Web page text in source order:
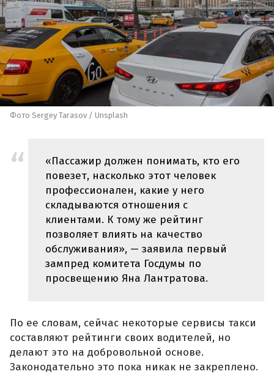
Фото Sergey Tarasov / Unsplash
«Пассажир должен понимать, кто его
повезет, насколько этот человек
профессионален, какие у него
складываются отношения с
клиентами. К тому же рейтинг
позволяет влиять на качество
обслуживания», — заявила первый
зампред комитета Госдумы по
просвещению Яна Лантратова.
По ее словам, сейчас некоторые сервисы такси
составляют рейтинги своих водителей, но
делают это на добровольной основе.
Законодательно это пока никак не закреплено.